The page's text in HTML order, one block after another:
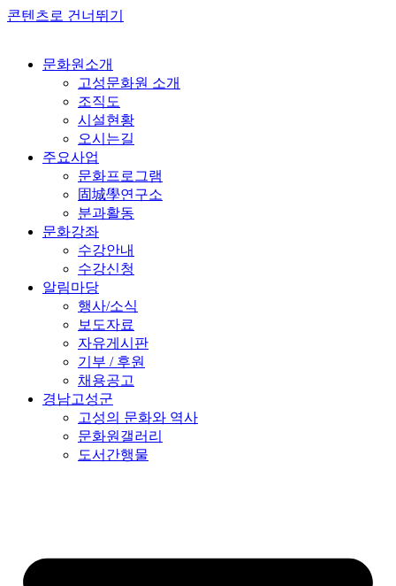
콘텐츠로 건너뛰기
문화원소개
고성문화원 소개
조직도
시설현황
오시는길
주요사업
문화프로그램
固城學연구소
분과활동
문화강좌
수강안내
수강신청
알림마당
행사/소식
보도자료
자유게시판
기부 / 후원
채용공고
경남고성군
고성의 문화와 역사
문화원갤러리
도서간행물